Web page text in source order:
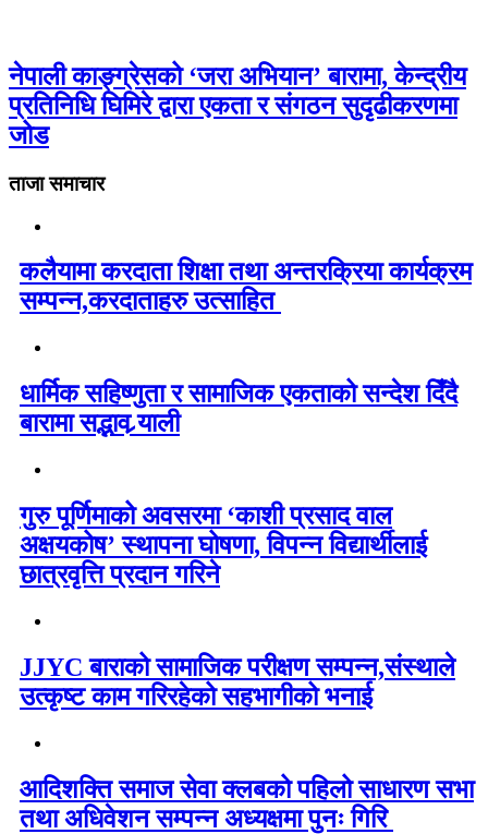
नेपाली काङ्ग्रेसको ‘जरा अभियान’ बारामा, केन्द्रीय
प्रतिनिधि घिमिरे द्वारा एकता र संगठन सुदृढीकरणमा
जोड
ताजा समाचार
कलैयामा करदाता शिक्षा तथा अन्तरक्रिया कार्यक्रम
सम्पन्न,करदाताहरु उत्साहित
धार्मिक सहिष्णुता र सामाजिक एकताको सन्देश दिँदै
बारामा सद्भाव र्‍याली
गुरु पूर्णिमाको अवसरमा ‘काशी प्रसाद वाल
अक्षयकोष’ स्थापना घोषणा, विपन्न विद्यार्थीलाई
छात्रवृत्ति प्रदान गरिने
JJYC बाराको सामाजिक परीक्षण सम्पन्न,संस्थाले
उत्कृष्ट काम गरिरहेको सहभागीको भनाई
आदिशक्ति समाज सेवा क्लबको पहिलो साधारण सभा
तथा अधिवेशन सम्पन्न अध्यक्षमा पुनः गिरि